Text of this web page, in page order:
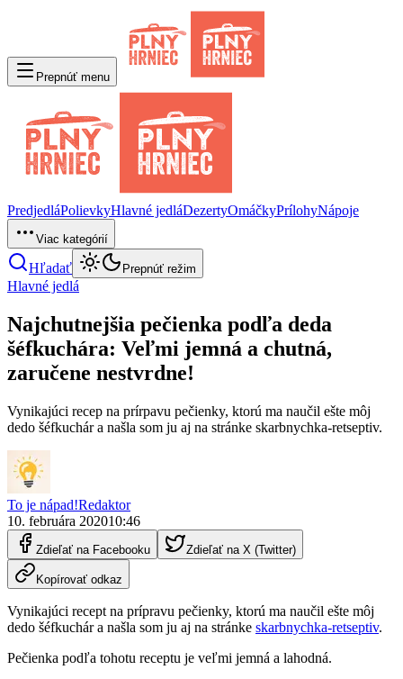
Prepnúť menu
PredjedláPolievkyHlavné jedláDezertyOmáčkyPrílohyNápoje
Viac kategórií
Hľadať Prepnúť režim
Hlavné jedlá
Najchutnejšia pečienka podľa deda
šéfkuchára: Veľmi jemná a chutná,
zaručene nestvrdne!
Vynikajúci recep na prírpavu pečienky, ktorú ma naučil ešte môj
dedo šéfkuchár a našla som ju aj na stránke skarbnychka-retseptiv.
To je nápad!Redaktor
10. februára 202010:46
Zdieľať na Facebooku Zdieľať na X (Twitter)
Kopírovať odkaz
Vynikajúci recept na prípravu pečienky, ktorú ma naučil ešte môj
dedo šéfkuchár a našla som ju aj na stránke skarbnychka-retseptiv.
Pečienka podľa tohotu receptu je veľmi jemná a lahodná.